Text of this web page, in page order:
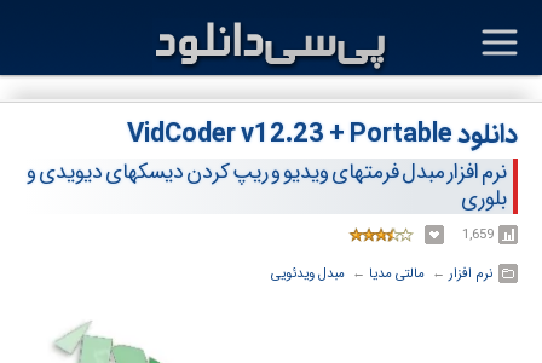
دانلود VidCoder v12.23 + Portable
نرم افزار مبدل فرمت‎های ویدیو و ریپ کردن دیسک‎های دی‎وی‎دی و
بلوری
1,659
نرم افزار ← ‏ مالتی مدیا ← ‏ مبدل ویدئویی